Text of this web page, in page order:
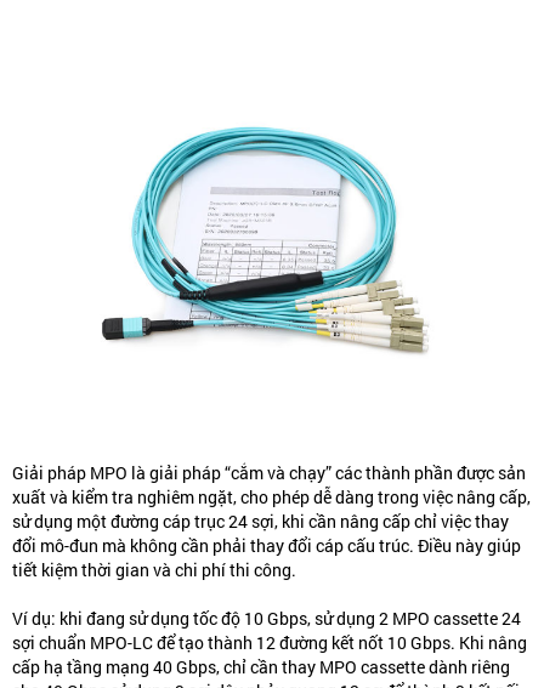
Giải pháp MPO là giải pháp “cắm và chạy” các thành phần được sản
xuất và kiểm tra nghiêm ngặt, cho phép dễ dàng trong việc nâng cấp,
sử dụng một đường cáp trục 24 sợi, khi cần nâng cấp chỉ việc thay
đổi mô-đun mà không cần phải thay đổi cáp cấu trúc. Điều này giúp
tiết kiệm thời gian và chi phí thi công.
Ví dụ: khi đang sử dụng tốc độ 10 Gbps, sử dụng 2 MPO cassette 24
sợi chuẩn MPO-LC để tạo thành 12 đường kết nốt 10 Gbps. Khi nâng
cấp hạ tầng mạng 40 Gbps, chỉ cần thay MPO cassette dành riêng